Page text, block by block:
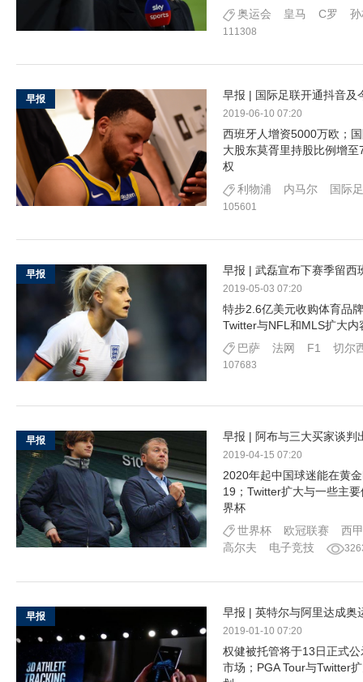
奥运会
皇马 C罗
111308
早报 | 国际足联开通抖音及
2019-06-10 07:20
西班牙人增资5000万欧；
大股东莫胥里持股比例增
权
利物浦
内马尔 国际
105601
早报
早报 | 武磊宣布下赛季留西
2019-05-03 07:20
特步2.6亿美元收购体育品
Twitter与NFL和MLS扩大
巴萨
法网 F1 切尔
107683
早报
早报 | 阿布与三大买家谈判
2019-04-15 07:20
2020年起中国球迷能在黄
19；Twitter扩大与一些主
界杯
世界杯
欧冠联赛
西甲
高尔夫
电子竞技
早报
早报 | 英特尔与阿里达成奥
2019-01-10 07:20
权健被托管将于13日正式
市场；PGA Tour与Twitter
早报